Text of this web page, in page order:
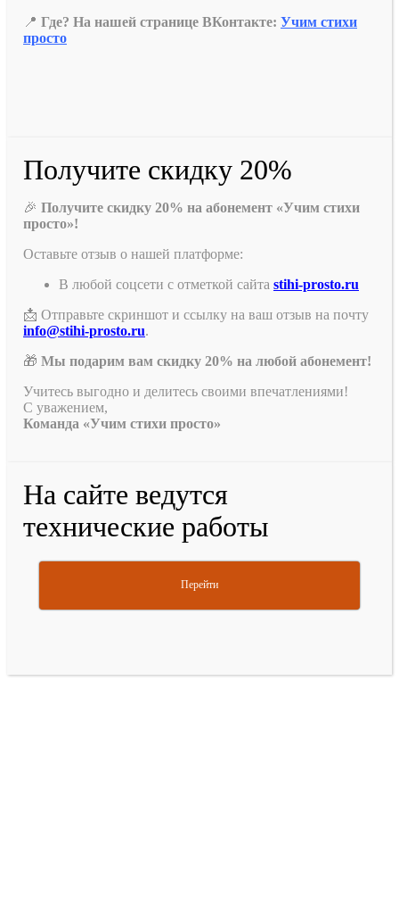
📍 Где? На нашей странице ВКонтакте: Учим стихи
просто
Получите скидку 20%
🎉 Получите скидку 20% на абонемент «Учим стихи
просто»!
Оставьте отзыв о нашей платформе:
В любой соцсети с отметкой сайта stihi-prosto.ru
📩 Отправьте скриншот и ссылку на ваш отзыв на почту
info@stihi-prosto.ru.
🎁 Мы подарим вам скидку 20% на любой абонемент!
Учитесь выгодно и делитесь своими впечатлениями!
С уважением,
Команда «Учим стихи просто»
На сайте ведутся
технические работы
Перейти